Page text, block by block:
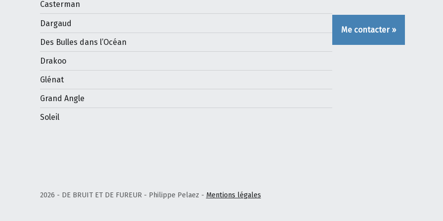
Casterman
Dargaud
Des Bulles dans l’Océan
Drakoo
Glénat
Grand Angle
Soleil
Me contacter »
2026 - DE BRUIT ET DE FUREUR - Philippe Pelaez - Mentions légales